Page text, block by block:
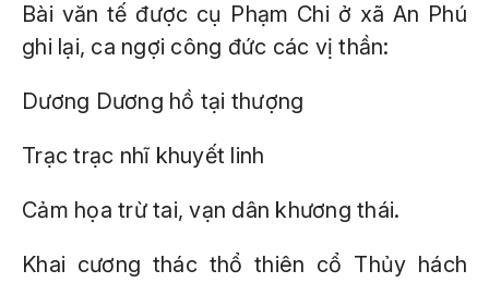
Bài văn tế được cụ Phạm Chi ở xã An Phú
ghi lại, ca ngợi công đức các vị thần:
Dương Dương hồ tại thượng
Trạc trạc nhĩ khuyết linh
Cảm họa trừ tai, vạn dân khương thái.
Khai cương thác thổ thiên cổ Thủy hách